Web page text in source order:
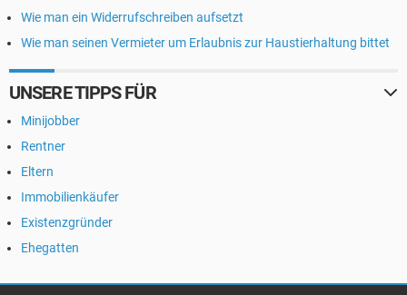
Wie man ein Widerrufschreiben aufsetzt
Wie man seinen Vermieter um Erlaubnis zur Haustierhaltung bittet
UNSERE TIPPS FÜR
Minijobber
Rentner
Eltern
Immobilienkäufer
Existenzgründer
Ehegatten